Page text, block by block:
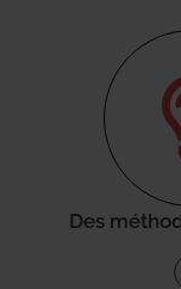
Des